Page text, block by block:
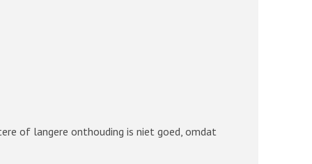
of langere onthouding is niet goed, omdat